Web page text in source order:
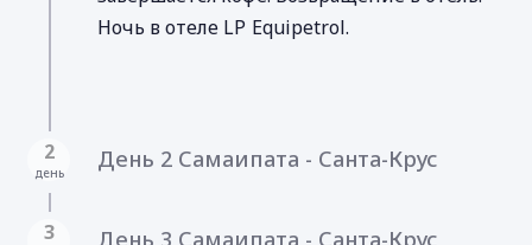
Ночь в отеле LP Equipetrol.
2
день День 2 Самаипата - Санта-Крус
3